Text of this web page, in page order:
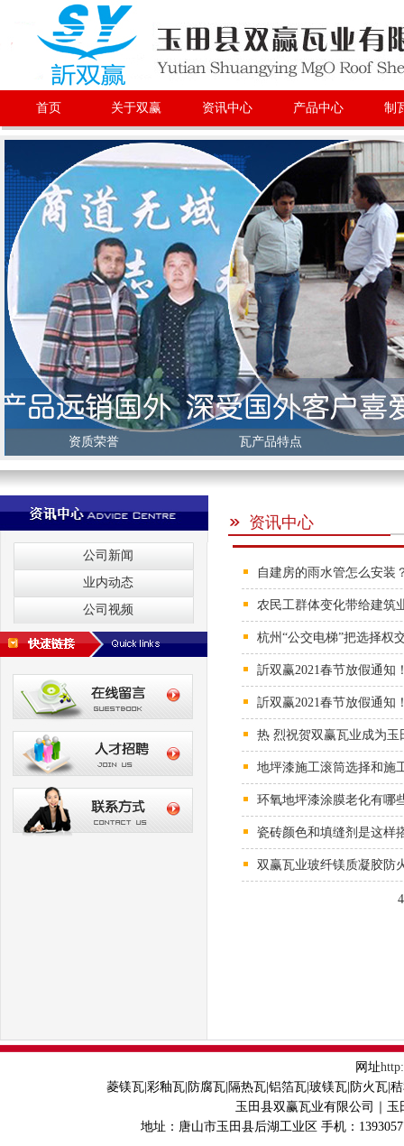
首页 关于双赢 资讯中心 产品中心 制
资质荣誉 瓦产品特点
公司新闻
业内动态
公司视频
资讯中心
自建房的雨水管怎么安装
农民工群体变化带给建筑
杭州“公交电梯”把选择权
訢双赢2021春节放假通知
訢双赢2021春节放假通知
热 烈祝贺双赢瓦业成为玉
地坪漆施工滚筒选择和施
环氧地坪漆涂膜老化有哪
瓷砖颜色和填缝剂是这样
双赢瓦业玻纤镁质凝胶防
网址
菱镁瓦|彩釉瓦|防腐瓦|隔热瓦|铝箔瓦|玻镁瓦|防火瓦|
玉田县双赢瓦业有限公司｜
地址：唐山市玉田县后湖工业区 手机：